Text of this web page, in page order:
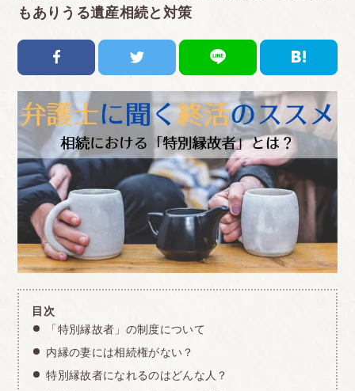
もありうる遺産相続と対策
目次
「特別縁故者」の制度について
内縁の妻には相続権がない？
特別縁故者になれるのはどんな人？